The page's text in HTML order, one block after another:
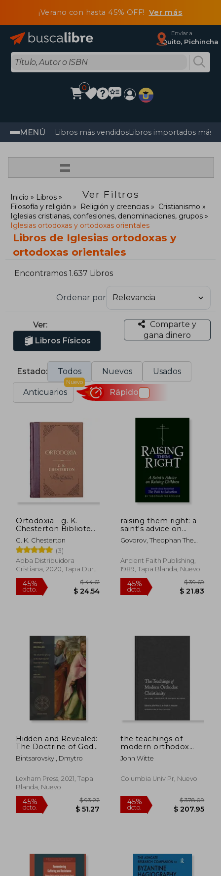
¡Verano con hasta 45% OFF! Ver más
Enviar a
Quito, Pichincha
0
MENÚ Libros más vendidosLibros importados más
=
Ver Filtros
Inicio
Libros
Filosofía y religión
Religión y creencias
Cristianismo
Iglesias cristianas, confesiones, denominaciones, grupos
Iglesias ortodoxas y ortodoxas orientales
Libros de Iglesias ortodoxas y
ortodoxas orientales
Encontramos 1.637 Libros
Ordenar por
Ver:
Libros Físicos
Comparte y
gana dinero
Estado: Todos Nuevos Usados
Anticuarios
Nuevo
Rápido
Ortodoxia - g. K.
Chesterton Biblioteca
de Clásicos Cristianos
G. K. Chesterton
(3)
Abba Distribuidora
Cristiana, 2020, Tapa Dura,
Nuevo
45%
dcto. $ 24.54
raising them right: a
saint's advice on
raising children (en
Inglés)
Govorov, Theophan The
Gillquist, Peter E.
Ancient Faith Publishing,
1989, Tapa Blanda, Nuevo
Hidden and Revealed:
The Doctrine of God
in the Reformed and
Eastern Orthodox
(Comparing the
Theology of Herman
Inglés)
Bintsarovskyi, Dmytro
Lexham Press, 2021, Tapa
Blanda, Nuevo
the teachings of
modern orthodox
christianity on law,
politics, and human
John Witte
Columbia Univ Pr, Nuevo